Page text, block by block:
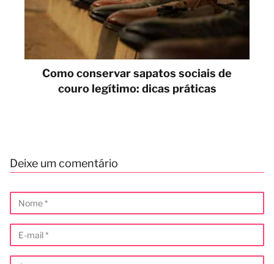
Como conservar sapatos sociais de
couro legítimo: dicas práticas
Deixe um comentário